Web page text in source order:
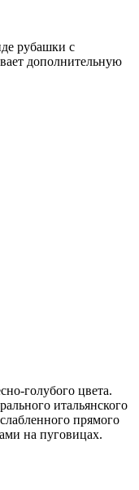
рубашки с
дополнительную
голубого цвета.
итальянского
прямого
на пуговицах.